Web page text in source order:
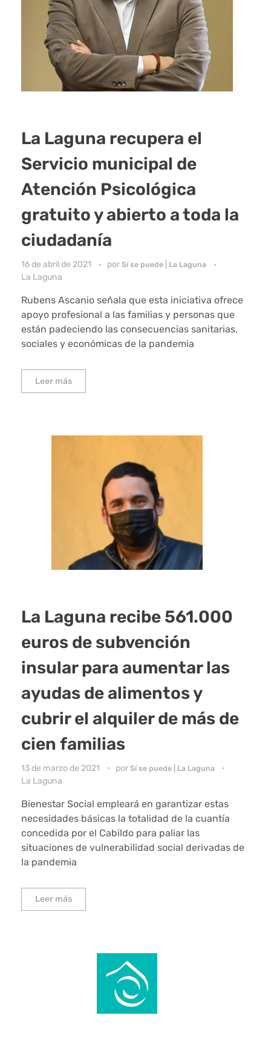
La Laguna recupera el
Servicio municipal de
Atención Psicológica
gratuito y abierto a toda la
ciudadanía
16 de abril de 2021 por Sí se puede | La Laguna
La Laguna
Rubens Ascanio señala que esta iniciativa ofrece
apoyo profesional a las familias y personas que
están padeciendo las consecuencias sanitarias,
sociales y económicas de la pandemia
Leer más
La Laguna recibe 561.000
euros de subvención
insular para aumentar las
ayudas de alimentos y
cubrir el alquiler de más de
cien familias
13 de marzo de 2021 por Sí se puede | La Laguna
La Laguna
Bienestar Social empleará en garantizar estas
necesidades básicas la totalidad de la cuantía
concedida por el Cabildo para paliar las
situaciones de vulnerabilidad social derivadas de
la pandemia
Leer más